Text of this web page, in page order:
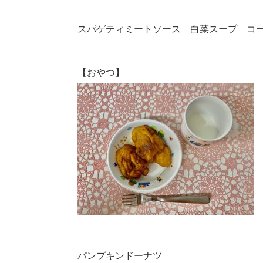
スパゲティミートソース 白菜スープ コ
【おやつ】
パンプキンドーナツ